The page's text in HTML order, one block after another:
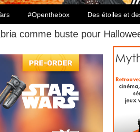
#Openthebox Des étoiles et
comme buste pour